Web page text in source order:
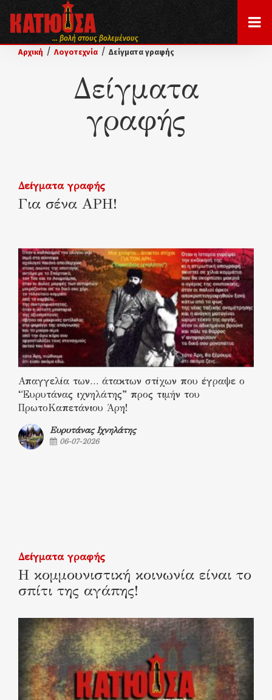
... βολή στους βολεμένους
Αρχική / Λογοτεχνία / Δείγματα γραφής
Δείγματα
γραφής
Δείγματα γραφής
Για σένα ΑΡΗ!
Απαγγελία των… άτακτων στίχων που έγραψε ο
“Ευρυτάνας ιχνηλάτης” προς τιμήν του
ΠρωτοΚαπετάνιου Άρη!
Ευρυτάνας Ιχνηλάτης
06-07-2026
Δείγματα γραφής
Η κομμουνιστική κοινωνία είναι το
σπίτι της αγάπης!